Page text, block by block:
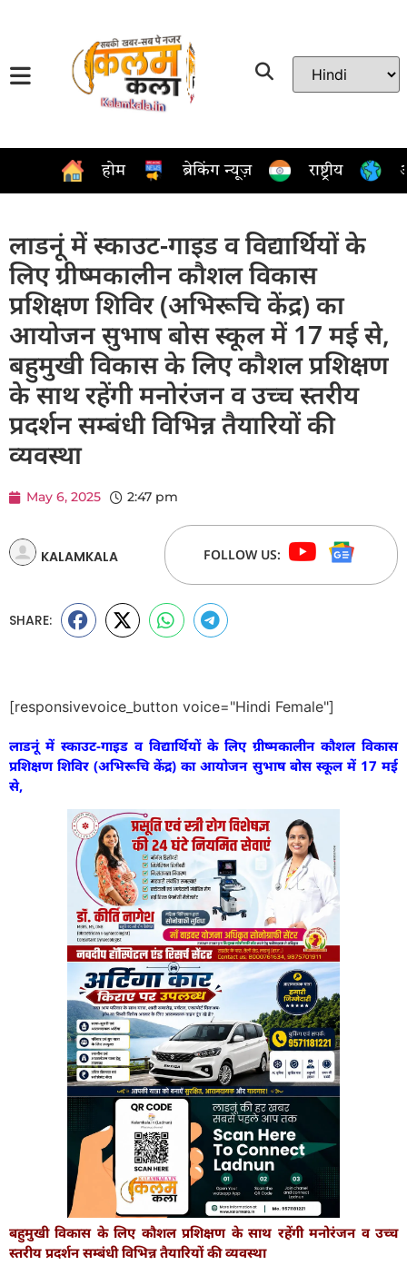
होम ब्रेकिंग न्यूज़ राष्ट्रीय
लाडनूं में स्काउट-गाइड व विद्यार्थियों के
लिए ग्रीष्मकालीन कौशल विकास
प्रशिक्षण शिविर (अभिरूचि केंद्र) का
आयोजन सुभाष बोस स्कूल में 17 मई से,
बहुमुखी विकास के लिए कौशल प्रशिक्षण
के साथ रहेंगी मनोरंजन व उच्च स्तरीय
प्रदर्शन सम्बंधी विभिन्न तैयारियों की
व्यवस्था
May 6, 2025 2:47 pm
KALAMKALA FOLLOW US:
SHARE:
[responsivevoice_button voice="Hindi Female"]
लाडनूं में स्काउट-गाइड व विद्यार्थियों के लिए ग्रीष्मकालीन कौशल विकास
प्रशिक्षण शिविर (अभिरूचि केंद्र) का आयोजन सुभाष बोस स्कूल में 17 मई
से,
बहुमुखी विकास के लिए कौशल प्रशिक्षण के साथ रहेंगी मनोरंजन व उच्च
स्तरीय प्रदर्शन सम्बंधी विभिन्न तैयारियों की व्यवस्था